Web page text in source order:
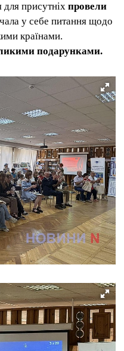
присутніх провели
у себе питання щодо
країнами.
подарунками.